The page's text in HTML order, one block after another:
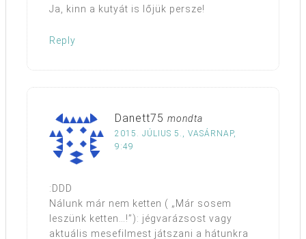
Ja, kinn a kutyát is lőjük persze!
Reply
Danett75 mondta
2015. JÚLIUS 5., VASÁRNAP,
9:49
:DDD
Nálunk már nem ketten ( „Már sosem
leszünk ketten…!”): jégvarázsost vagy
aktuális mesefilmest játszani a hátunkra